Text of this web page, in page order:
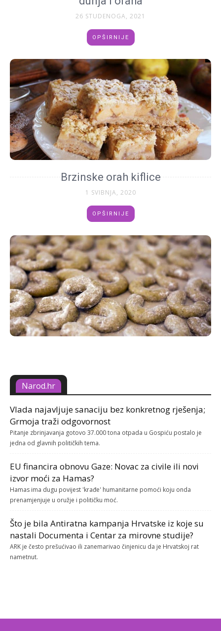
26 STUDENOGA, 2021
OPŠIRNIJE
Brzinske orah kiflice
1 SVIBNJA, 2020
OPŠIRNIJE
Narod.hr
Vlada najavljuje sanaciju bez konkretnog rješenja;
Grmoja traži odgovornost
Pitanje zbrinjavanja gotovo 37.000 tona otpada u Gospiću postalo je
jedna od glavnih političkih tema.
EU financira obnovu Gaze: Novac za civile ili novi
izvor moći za Hamas?
Hamas ima dugu povijest 'krađe' humanitarne pomoći koju onda
prenamjenjuje u oružje i političku moć.
Što je bila Antiratna kampanja Hrvatske iz koje su
nastali Documenta i Centar za mirovne studije?
ARK je često prešućivao ili zanemarivao činjenicu da je Hrvatskoj rat
nametnut.